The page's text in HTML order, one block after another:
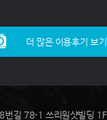
더 많은 이용후기 보기
번길 78-1 쓰리원샷빌딩 1F